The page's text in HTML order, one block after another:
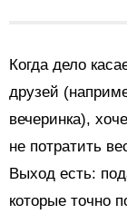
Когда дело
друзей
вечеринка),
не потратить
Выход есть:
которые точно